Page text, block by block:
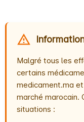
Malgré tous les
certains
medicament.ma
marché marocain.
situations :